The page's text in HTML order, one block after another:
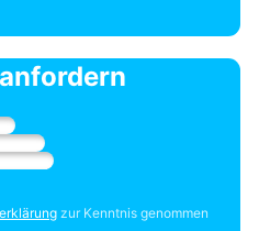
zur Kenntnis genommen